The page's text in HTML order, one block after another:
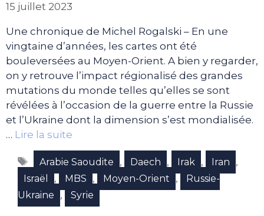
15 juillet 2023
Une chronique de Michel Rogalski – En une
vingtaine d’années, les cartes ont été
bouleversées au Moyen-Orient. A bien y regarder,
on y retrouve l’impact régionalisé des grandes
mutations du monde telles qu’elles se sont
révélées à l’occasion de la guerre entre la Russie
et l’Ukraine dont la dimension s’est mondialisée.
… Lire la suite
Étiquettes
Arabie Saoudite , Daech , Irak , Iran ,
Israël , MBS , Moyen-Orient ,
Russie-
Ukraine
, Syrie